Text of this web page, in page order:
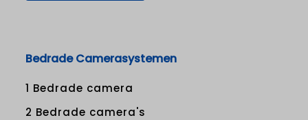
Bedrade Camerasystemen
1 Bedrade camera
2 Bedrade camera's